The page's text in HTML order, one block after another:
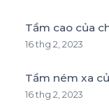
Tầm cao của
16 thg 2, 2023
Tầm ném xa
16 thg 2, 2023